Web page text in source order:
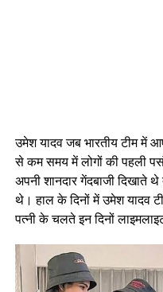
उमेश यादव जब भारतीय टीम में
से कम समय में लोगों की पहली
अपनी शानदार गेंदबाजी दिखाते
थे। हाल के दिनों में उमेश यादव
पत्नी के चलते इन दिनों